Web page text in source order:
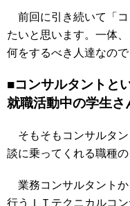
前回に引き続いて「コ
たいと思います。一体
何をするべき人達なので
■コンサルタントと
就職活動中の学生さ
そもそもコンサルタン
談に乗ってくれる職種の
業務コンサルタントか
行うＩＴテクニカルコ